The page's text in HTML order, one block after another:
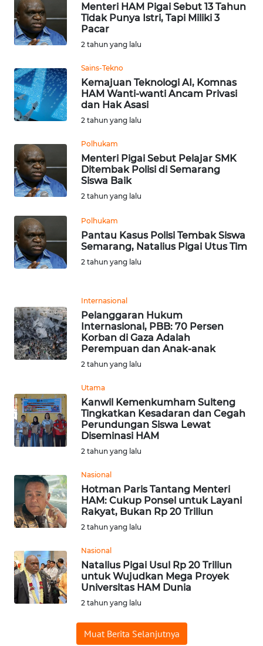
Menteri HAM Pigai Sebut 13 Tahun
Tidak Punya Istri, Tapi Miliki 3
Pacar
2 tahun yang lalu
Sains-Tekno
Kemajuan Teknologi AI, Komnas
HAM Wanti-wanti Ancam Privasi
dan Hak Asasi
2 tahun yang lalu
Polhukam
Menteri Pigai Sebut Pelajar SMK
Ditembak Polisi di Semarang
Siswa Baik
2 tahun yang lalu
Polhukam
Pantau Kasus Polisi Tembak Siswa
Semarang, Natalius Pigai Utus Tim
2 tahun yang lalu
Internasional
Pelanggaran Hukum
Internasional, PBB: 70 Persen
Korban di Gaza Adalah
Perempuan dan Anak-anak
2 tahun yang lalu
Utama
Kanwil Kemenkumham Sulteng
Tingkatkan Kesadaran dan Cegah
Perundungan Siswa Lewat
Diseminasi HAM
2 tahun yang lalu
Nasional
Hotman Paris Tantang Menteri
HAM: Cukup Ponsel untuk Layani
Rakyat, Bukan Rp 20 Triliun
2 tahun yang lalu
Nasional
Natalius Pigai Usul Rp 20 Triliun
untuk Wujudkan Mega Proyek
Universitas HAM Dunia
2 tahun yang lalu
Muat Berita Selanjutnya
TEBING
TINGGI
WN
KARAWANG
BEKASI
WN
BOGOR
WN
DEPOK
WN
WN
SAMOSIR
WN
SUMEDANG
CIANJUR
WN
KEPULAUAN
WN
TANGERANG